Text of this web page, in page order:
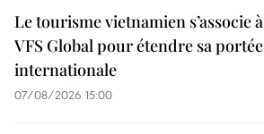
Le tourisme vietnamien s’associe à
VFS Global pour étendre sa portée
internationale
07/08/2026 15:00